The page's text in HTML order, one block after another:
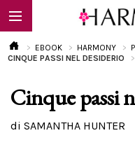
EBOOK
EBOOK HARMONY
CINQUE PASSI NEL DESIDERIO
Cinque passi
di SAMANTHA HUNTER